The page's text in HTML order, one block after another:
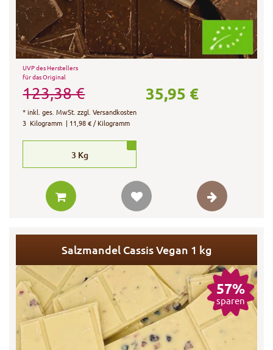
UVP des Herstellers
für das Original
123,38 € 35,95 €
*inkl. ges. MwSt. zzgl.Versandkosten
3 Kilogramm | 11,98 € / Kilogramm
3 Kg
Salzmandel Cassis Vegan 1 kg
57%
sparen